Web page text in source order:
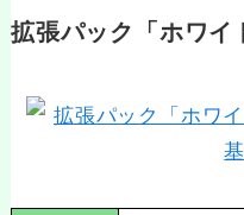
拡張パック「ホワイ